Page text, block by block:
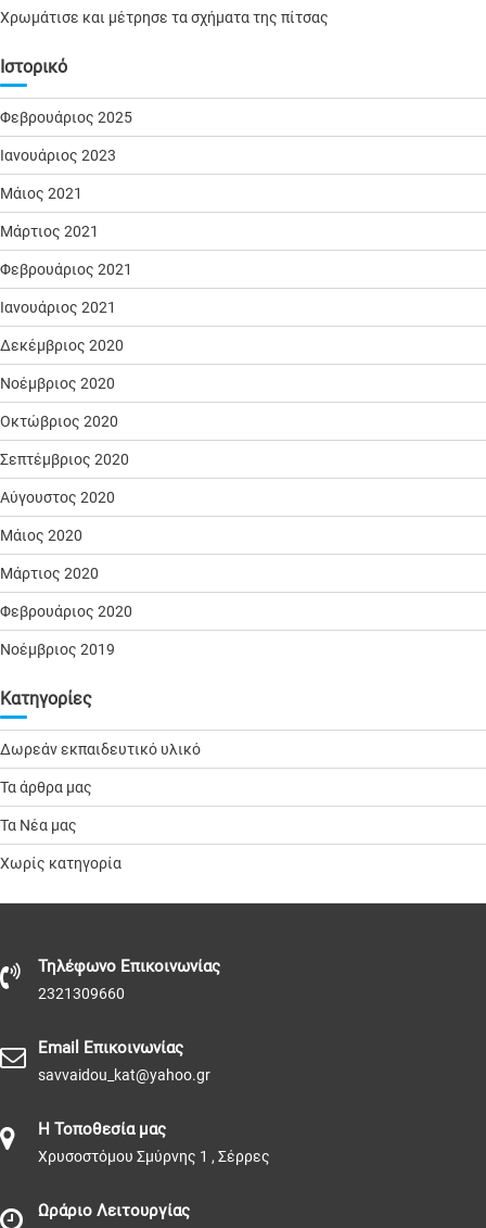
Χρωμάτισε και μέτρησε τα σχήματα της πίτσας
Ιστορικό
Φεβρουάριος 2025
Ιανουάριος 2023
Μάιος 2021
Μάρτιος 2021
Φεβρουάριος 2021
Ιανουάριος 2021
Δεκέμβριος 2020
Νοέμβριος 2020
Οκτώβριος 2020
Σεπτέμβριος 2020
Αύγουστος 2020
Μάιος 2020
Μάρτιος 2020
Φεβρουάριος 2020
Νοέμβριος 2019
Kατηγορίες
Δωρεάν εκπαιδευτικό υλικό
Τα άρθρα μας
Τα Νέα μας
Χωρίς κατηγορία
Τηλέφωνo Επικοινωνίας
2321309660
Email Επικοινωνίας
savvaidou_kat@yahoo.gr
Η Τοποθεσία μας
Χρυσοστόμου Σμύρνης 1 , Σέρρες
Ωράριο Λειτουργίας